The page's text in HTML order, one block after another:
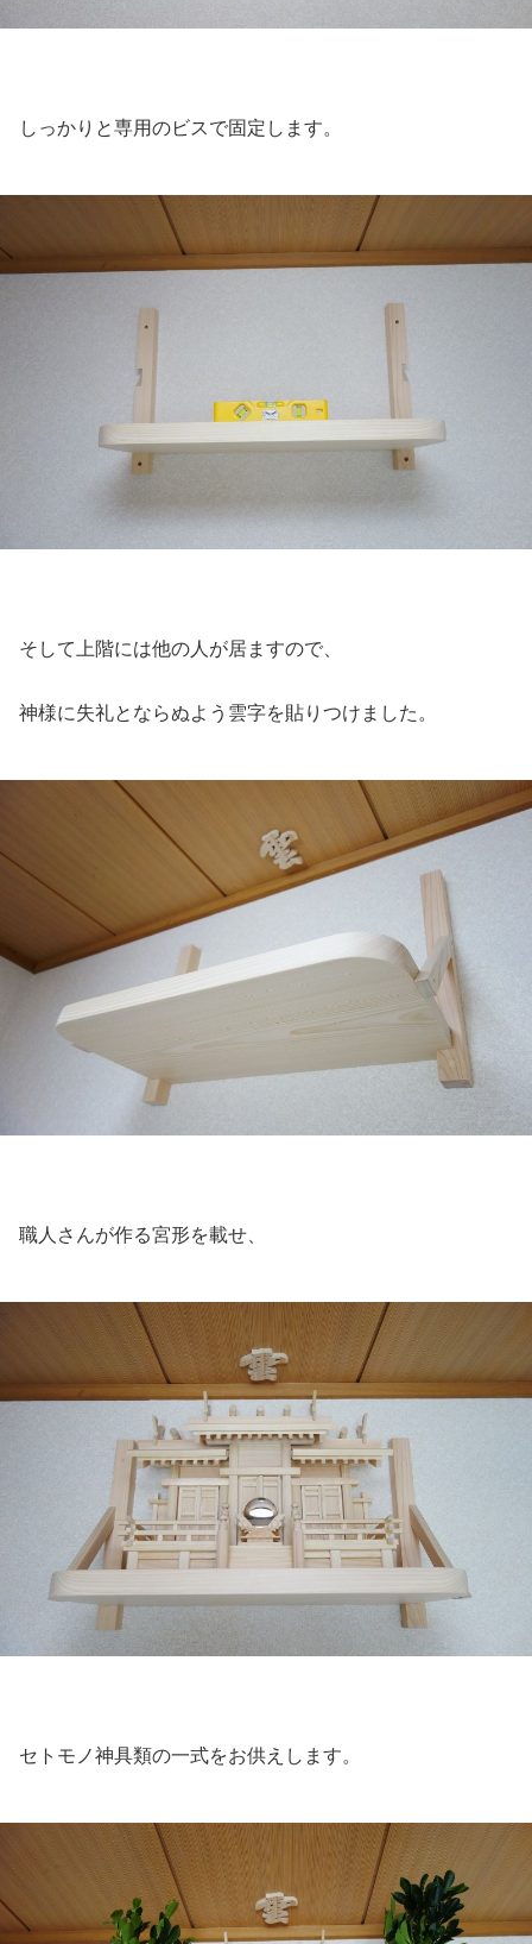
しっかりと専用のビスで固定します。
そして上階には他の人が居ますので、
神様に失礼とならぬよう雲字を貼りつけました。
職人さんが作る宮形を載せ、
セトモノ神具類の一式をお供えします。